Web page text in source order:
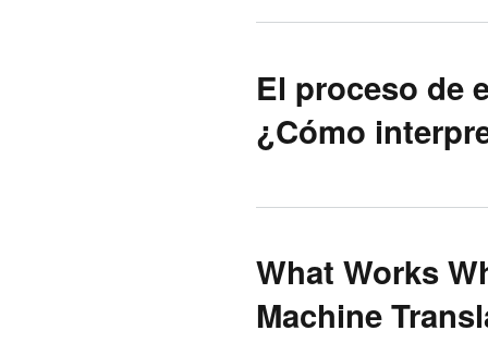
El proceso de
¿Cómo
What Works
Machine